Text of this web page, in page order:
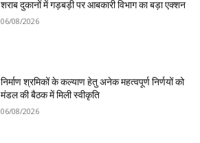
शराब दुकानों में गड़बड़ी पर आबकारी विभाग का बड़ा एक्शन
06/08/2026
निर्माण श्रमिकों के कल्याण हेतु अनेक महत्वपूर्ण निर्णयों को
मंडल की बैठक में मिली स्वीकृति
06/08/2026